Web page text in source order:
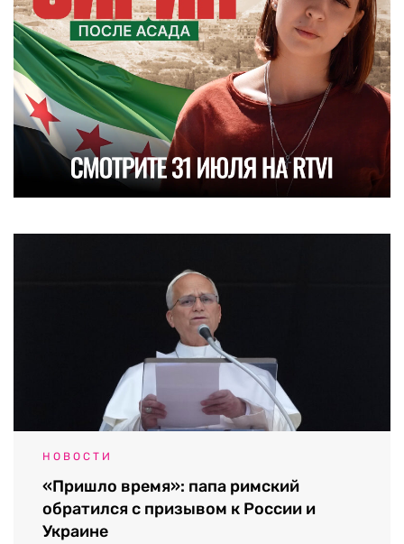
НОВОСТИ
«Пришло время»: папа римский
обратился с призывом к России и
Украине